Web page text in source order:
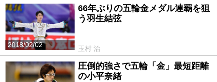
2018/02/02
66年ぶりの五輪金メダル連覇を狙
う羽生結弦
玉村 治
圧倒的強さで五輪「金」最短距離
の小平奈緒